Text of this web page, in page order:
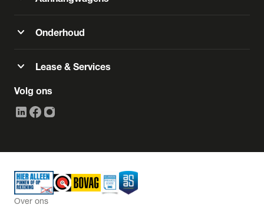
expand_more Onderhoud
expand_more Lease & Services
Volg ons
Over ons